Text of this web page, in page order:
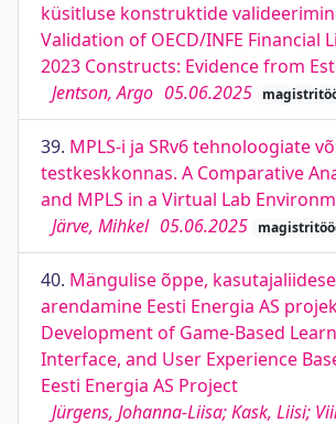
küsitluse konstruktide
Validation of OECD/INFE Financial
2023 Constructs: Evidence from
Jentson, Argo 05.06.2025
39. MPLS-i ja SRv6 tehnoloogiate
testkeskkonnas. A Comparative
and MPLS in a Virtual Lab
Järve, Mihkel 05.06.2025
40. Mängulise õppe,
arendamine Eesti Energia AS
Development of Game-Based
Interface, and User Experience
Eesti Energia AS Project
Jürgens, Johanna-Liisa; Kask, Liisi;